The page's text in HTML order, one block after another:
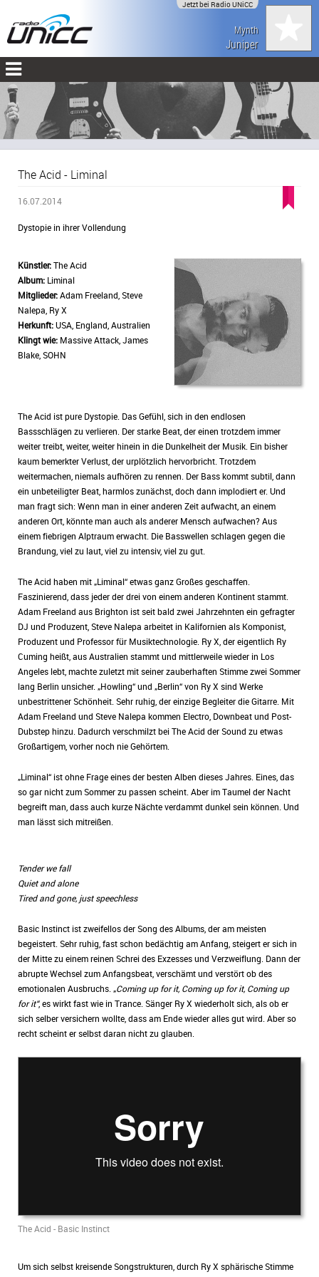
Jetzt bei Radio UNiCC
Mynth
Juniper
The Acid - Liminal
16.07.2014
Dystopie in ihrer Vollendung
Künstler:The Acid
Album: Liminal
Mitglieder:Adam Freeland, Steve
Nalepa, Ry X
Herkunft:USA, England, Australien
Klingt wie: Massive Attack, James
Blake, SOHN
The Acid ist pure Dystopie. Das Gefühl, sich in den endlosen
Bassschlägen zu verlieren. Der starke Beat, der einen trotzdem immer
weiter treibt, weiter, weiter hinein in die Dunkelheit der Musik. Ein bisher
kaum bemerkter Verlust, der urplötzlich hervorbricht. Trotzdem
weitermachen, niemals aufhören zu rennen. Der Bass kommt subtil, dann
ein unbeteiligter Beat, harmlos zunächst, doch dann implodiert er. Und
man fragt sich: Wenn man in einer anderen Zeit aufwacht, an einem
anderen Ort, könnte man auch als anderer Mensch aufwachen? Aus
einem fiebrigen Alptraum erwacht. Die Basswellen schlagen gegen die
Brandung, viel zu laut, viel zu intensiv, viel zu gut.
The Acid haben mit „Liminal“ etwas ganz Großes geschaffen.
Faszinierend, dass jeder der drei von einem anderen Kontinent stammt.
Adam Freeland aus Brighton ist seit bald zwei Jahrzehnten ein gefragter
DJ und Produzent, Steve Nalepa arbeitet in Kalifornien als Komponist,
Produzent und Professor für Musiktechnologie. Ry X, der eigentlich Ry
Cuming heißt, aus Australien stammt und mittlerweile wieder in Los
Angeles lebt, machte zuletzt mit seiner zauberhaften Stimme zwei Sommer
lang Berlin unsicher. „Howling“ und „Berlin“ von Ry X sind Werke
unbestrittener Schönheit. Sehr ruhig, der einzige Begleiter die Gitarre. Mit
Adam Freeland und Steve Nalepa kommen Electro, Downbeat und Post-
Dubstep hinzu. Dadurch verschmilzt bei The Acid der Sound zu etwas
Großartigem, vorher noch nie Gehörtem.
„Liminal“ ist ohne Frage eines der besten Alben dieses Jahres. Eines, das
so gar nicht zum Sommer zu passen scheint. Aber im Taumel der Nacht
begreift man, dass auch kurze Nächte verdammt dunkel sein können. Und
man lässt sich mitreißen.
Tender we fall
Quiet and alone
Tired and gone, just speechless
Basic Instinct ist zweifellos der Song des Albums, der am meisten
begeistert. Sehr ruhig, fast schon bedächtig am Anfang, steigert er sich in
der Mitte zu einem reinen Schrei des Exzesses und Verzweiflung. Dann der
abrupte Wechsel zum Anfangsbeat, verschämt und verstört ob des
emotionalen Ausbruchs. „Coming up for it, Coming up for it, Coming up
for it“, es wirkt fast wie in Trance. Sänger Ry X wiederholt sich, als ob er
sich selber versichern wollte, dass am Ende wieder alles gut wird. Aber so
recht scheint er selbst daran nicht zu glauben.
The Acid - Basic Instinct
Um sich selbst kreisende Songstrukturen, durch Ry X sphärische Stimme